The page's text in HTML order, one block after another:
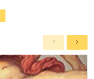
A
n
t
e
S
i
g
u